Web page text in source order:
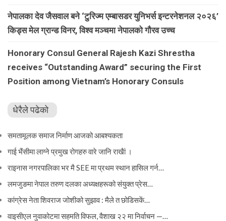
नेपालका देव जैसवाल बने ‘टुरिज्म एम्बासडर युनिभर्स इन्टरनेशनल २०२६’
किड्स मेल ग्रान्ड विनर, विश्व मञ्चमा नेपालको गौरव उच्च
Honorary Consul General Rajesh Kazi Shrestha
receives “Outstanding Award” securing the First
Position among Vietnam’s Honorary Consuls
धेरैले पढेको
समतामूलक समाज निर्माण आजको आबश्यकता
गाई भैंसीमा लाग्ने प्रमुख रोगहरु वारे जानि राखैां ।
राइनास नगरपालिका भर मै SEE मा प्रथम स्थान हासिल गर्न…
लमजुङमा नेपाल तरुण दलका अध्यक्षहरूको संयुक्त प्रेस…
कांग्रेस नेता शिवराज जोशीको सुझाव : मैले त छोडिसकें…
वाइसीएल नुवाकोटमा सहमति विफल, वैशाख २२ मा निर्वाचन —…